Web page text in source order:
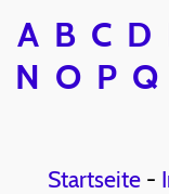
A B C D
N O P Q
Startseite-